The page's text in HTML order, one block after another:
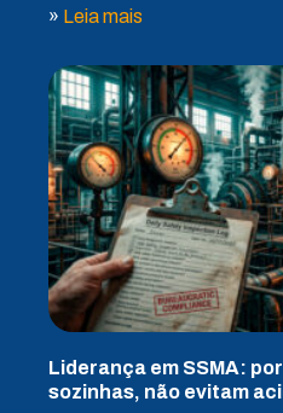
» Leia mais
Liderança em SSMA:
sozinhas, não evitam